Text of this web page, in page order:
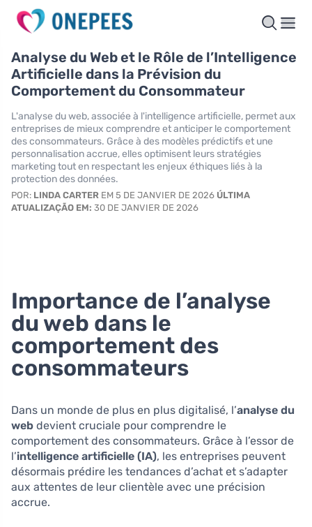
Analyse du Web et le Rôle de l’Intelligence
Artificielle dans la Prévision du
Comportement du Consommateur
L'analyse du web, associée à l'intelligence artificielle, permet aux
entreprises de mieux comprendre et anticiper le comportement
des consommateurs. Grâce à des modèles prédictifs et une
personnalisation accrue, elles optimisent leurs stratégies
marketing tout en respectant les enjeux éthiques liés à la
protection des données.
POR: LINDA CARTER EM 5 DE JANVIER DE 2026 ÚLTIMA
ATUALIZAÇÃO EM: 30 DE JANVIER DE 2026
Importance de l’analyse
du web dans le
comportement des
consommateurs
Dans un monde de plus en plus digitalisé, l’analyse du
web devient cruciale pour comprendre le
comportement des consommateurs. Grâce à l’essor de
l’intelligence artificielle (IA), les entreprises peuvent
désormais prédire les tendances d’achat et s’adapter
aux attentes de leur clientèle avec une précision
accrue.